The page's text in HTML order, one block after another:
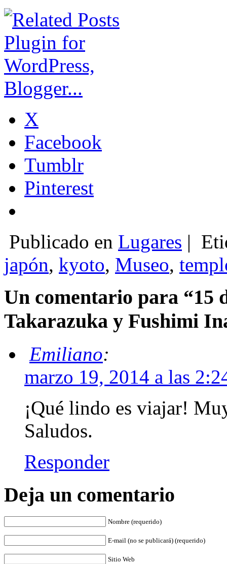
X
Facebook
Tumblr
Pinterest
Publicado en Lugares |
japón, kyoto, Museo,
Un comentario para “15
Takarazuka y Fushimi
Emiliano:
marzo 19, 2014 a las
¡Qué lindo es viajar!
Saludos.
Responder
Deja un comentario
Nombre (requerido)
E-mail (no se publicará) (requerido)
Sitio Web